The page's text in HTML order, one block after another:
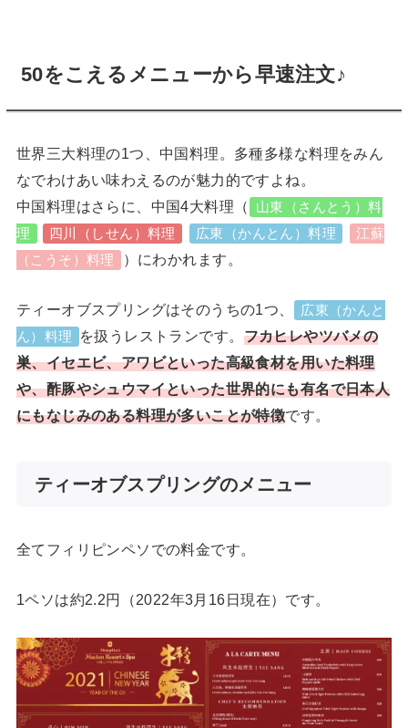
50をこえるメニューから早速注文♪
世界三大料理の1つ、中国料理。多種多様な料理をみん
なでわけあい味わえるのが魅力的ですよね。
中国料理はさらに、中国4大料理（
山東（さんとう）料
理
四川（しせん）料理 広東（かんとん）料理
江蘇
（こうそ）料理
）にわかれます。
ティーオブスプリングはそのうちの1つ、
広東（かんと
ん）料理
を扱うレストランです。 フカヒレやツバメの
巣、イセエビ、アワビといった高級食材を用いた料理
や、酢豚やシュウマイといった世界的にも有名で日本人
にもなじみのある料理が多いことが特徴です。
ティーオブスプリングのメニュー
全てフィリピンペソでの料金です。
1ペソは約2.2円（2022年3月16日現在）です。